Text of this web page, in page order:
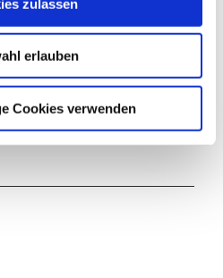
zulassen
erlauben
Cookies verwenden